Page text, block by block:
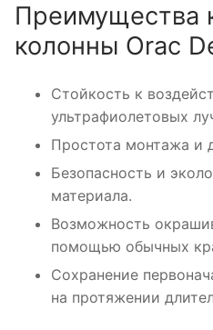
Преимущества
колонны Orac
Стойкость к
ультрафиолетовых
Простота монтажа и
Безопасность и
материала.
Возможность
помощью обычных
Сохранение
на протяжении